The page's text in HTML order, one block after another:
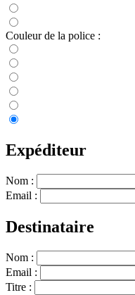
Couleur de la police :
Expéditeur
Nom :
Email :
Destinataire
Nom :
Email :
Titre :